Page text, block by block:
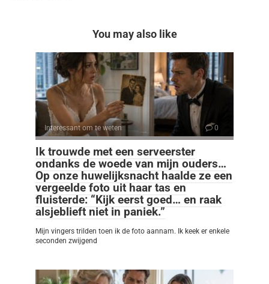
You may also like
Interessant om te weten 0
Ik trouwde met een serveerster
ondanks de woede van mijn ouders…
Op onze huwelijksnacht haalde ze een
vergeelde foto uit haar tas en
fluisterde: “Kijk eerst goed… en raak
alsjeblieft niet in paniek.”
Mijn vingers trilden toen ik de foto aannam. Ik keek er enkele
seconden zwijgend